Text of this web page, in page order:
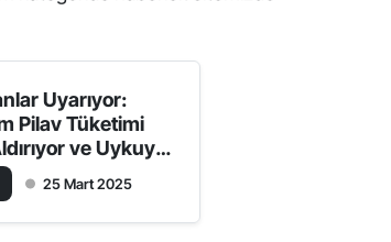
Uyarıyor:
Pilav Tüketimi
ve Uykuyu
25 Mart 2025